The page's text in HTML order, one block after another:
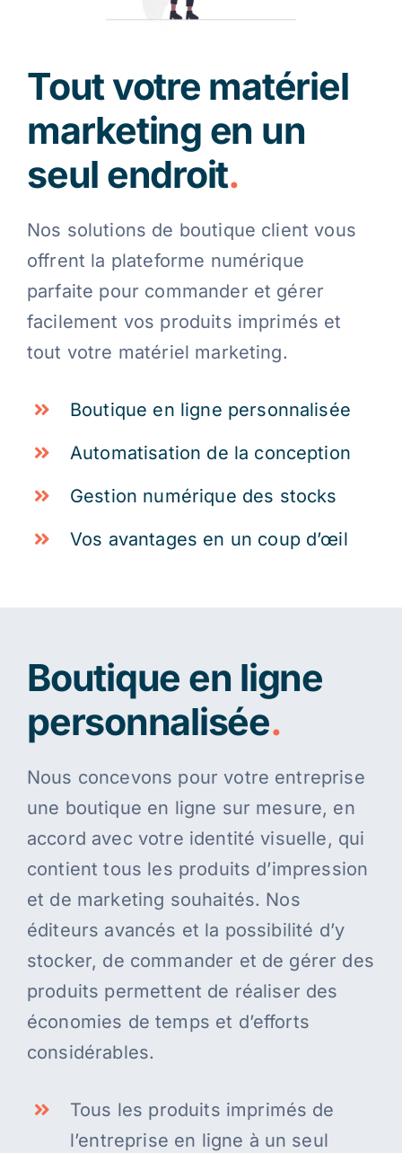
Français
Tout votre matériel
marketing en un
seul endroit.
Nos solutions de boutique client vous
offrent la plateforme numérique
parfaite pour commander et gérer
facilement vos produits imprimés et
tout votre matériel marketing.
Boutique en ligne personnalisée
Automatisation de la conception
Gestion numérique des stocks
Vos avantages en un coup d’œil
Boutique en ligne
personnalisée.
Nous concevons pour votre entreprise
une boutique en ligne sur mesure, en
accord avec votre identité visuelle, qui
contient tous les produits d’impression
et de marketing souhaités. Nos
éditeurs avancés et la possibilité d’y
stocker, de commander et de gérer des
produits permettent de réaliser des
économies de temps et d’efforts
considérables.
Tous les produits imprimés de
l’entreprise en ligne à un seul